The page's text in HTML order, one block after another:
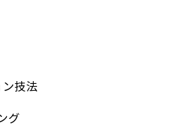
技法
グ